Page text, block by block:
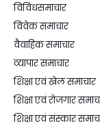
विविधसमाचार
विवेक समाचार
वैवाहिक समाचार
व्यापार समाचार
शिक्षा एवं खेल समाचार
शिक्षा एवं रोजगार
शिक्षा एवं संस्कार